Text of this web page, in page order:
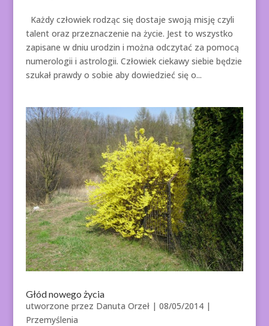
Każdy człowiek rodząc się dostaje swoją misję czyli
talent oraz przeznaczenie na życie. Jest to wszystko
zapisane w dniu urodzin i można odczytać za pomocą
numerologii i astrologii. Człowiek ciekawy siebie będzie
szukał prawdy o sobie aby dowiedzieć się o...
Głód nowego życia
utworzone przez Danuta Orzeł| 08/05/2014|
Przemyślenia